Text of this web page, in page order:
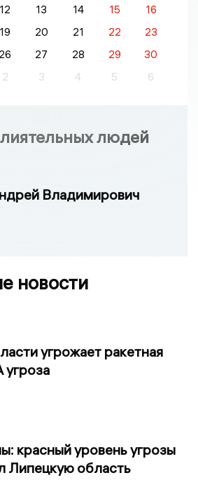
12 13 14 15
16
19 20 21 22
23
26 27 28 29
30
2 3 4 5 6
людей
Владимирович
новости
угрожает ракетная
угроза
красный уровень угрозы
Липецкую область